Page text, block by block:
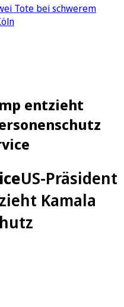
Tote bei schwerem
entzieht
US-Präsident
Kamala